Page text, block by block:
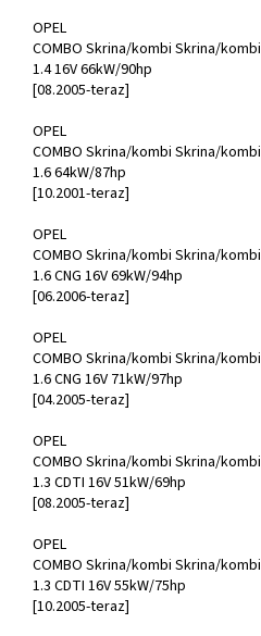
OPEL
COMBO Skrina/kombi Skrina/kombi
1.4 16V 66kW/90hp
[08.2005-teraz]
OPEL
COMBO Skrina/kombi Skrina/kombi
1.6 64kW/87hp
[10.2001-teraz]
OPEL
COMBO Skrina/kombi Skrina/kombi
1.6 CNG 16V 69kW/94hp
[06.2006-teraz]
OPEL
COMBO Skrina/kombi Skrina/kombi
1.6 CNG 16V 71kW/97hp
[04.2005-teraz]
OPEL
COMBO Skrina/kombi Skrina/kombi
1.3 CDTI 16V 51kW/69hp
[08.2005-teraz]
OPEL
COMBO Skrina/kombi Skrina/kombi
1.3 CDTI 16V 55kW/75hp
[10.2005-teraz]